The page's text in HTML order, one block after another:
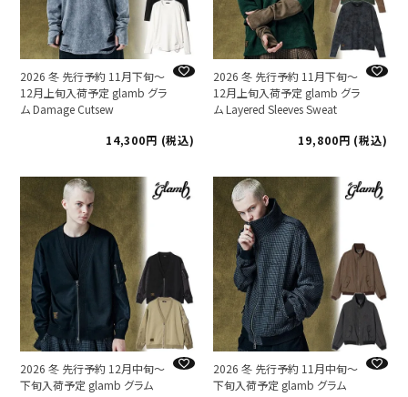
2026 冬 先行予約 11月下旬～
12月上旬入荷予定 glamb グラ
ム Damage Cutsew
14,300
税込
2026 冬 先行予約 11月下旬～
12月上旬入荷予定 glamb グラ
ム Layered Sleeves Sweat
19,800
税込
2026 冬 先行予約 12月中旬～
下旬入荷予定 glamb グラム
2026 冬 先行予約 11月中旬～
下旬入荷予定 glamb グラム